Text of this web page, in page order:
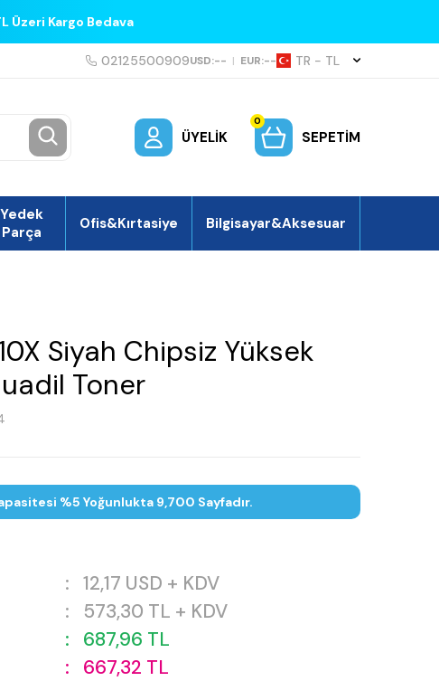
Üzeri Kargo Bedava
02125500909USD:-- | EUR:-- TR − TL
ÜYELIK
0
SEPETIM
Yedek
Parça
Ofis&Kırtasiye Bilgisayar&Aksesuar
Siyah Chipsiz Yüksek
Toner
%5 Yoğunlukta 9,700 Sayfadır.
: 12,17 USD + KDV
: 573,30 TL + KDV
: 687,96 TL
: 667,32 TL